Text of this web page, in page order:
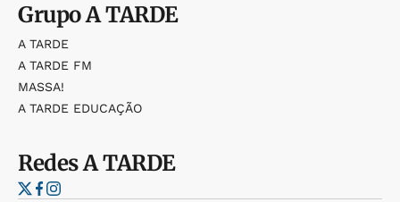
GrupoA TARDE
A TARDE
A TARDE FM
MASSA!
A TARDE EDUCAÇÃO
RedesA TARDE